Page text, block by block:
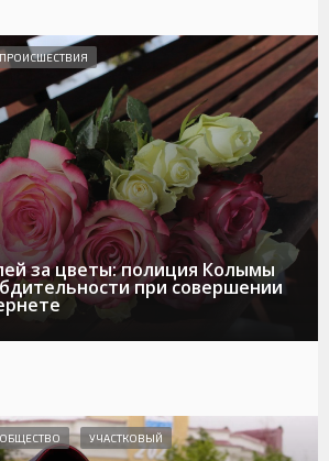
за цветы: полиция Колымы
при совершении
ПРОИСШЕСТВИЯ
ОБЩЕСТВО УЧАСТКОВЫЙ